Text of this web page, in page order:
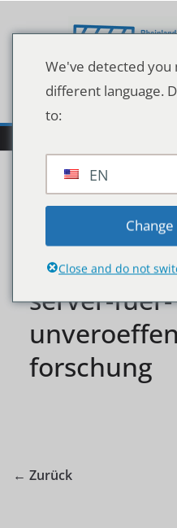
Inhalt
ieee-
einen-
server-fuer-
forschung
← Zurück
We've detected you
different language.
to:
EN
Close and do not